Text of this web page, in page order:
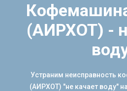
(АИРХОТ) -
Устраним неисправность
(АИРХОТ) "не качает воду"